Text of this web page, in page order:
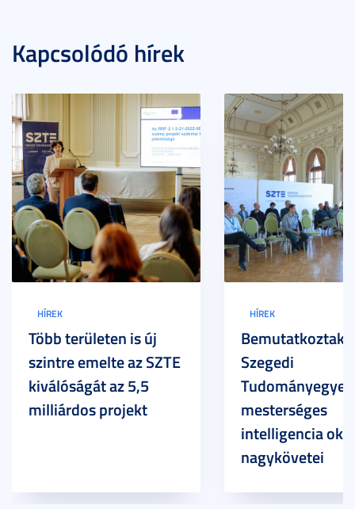
Kapcsolódó hírek
HÍREK
Több területen is új
szintre emelte az SZTE
kiválóságát az 5,5
milliárdos projekt
HÍREK
Bemutatkoztak a
Szegedi
mesterséges
intelligencia
nagykövetei